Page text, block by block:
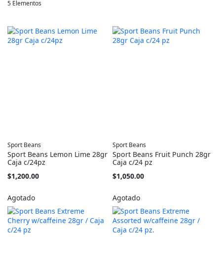
5 Elementos
Sport Beans
Sport Beans Lemon Lime 28gr
Caja c/24pz
$1,200.00
Agotado
Sport Beans
Sport Beans Fruit Punch 28gr
Caja c/24 pz
$1,050.00
Agotado